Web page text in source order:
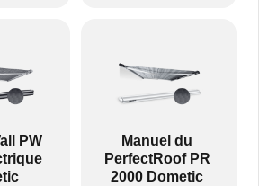
--- A droite : Autres stores
store extérieur avec housse sans
PW
Manuel du
PerfectRoof PR
2000 Dometic